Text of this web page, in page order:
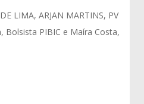
LIMA, ARJAN MARTINS, PV
Bolsista PIBIC e Maíra Costa,